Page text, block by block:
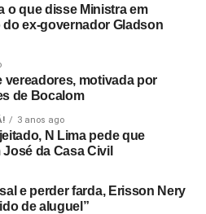
o que disse Ministra em
do ex-governador Gladson
vereadores, motivada por
de Bocalom
3 anos ago
N Lima pede que
da Casa Civil
e perder farda, Erisson Nery
de aluguel”